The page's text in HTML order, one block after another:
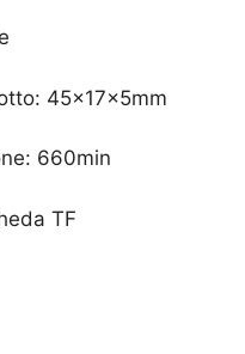
45x17x5mm
660min
TF